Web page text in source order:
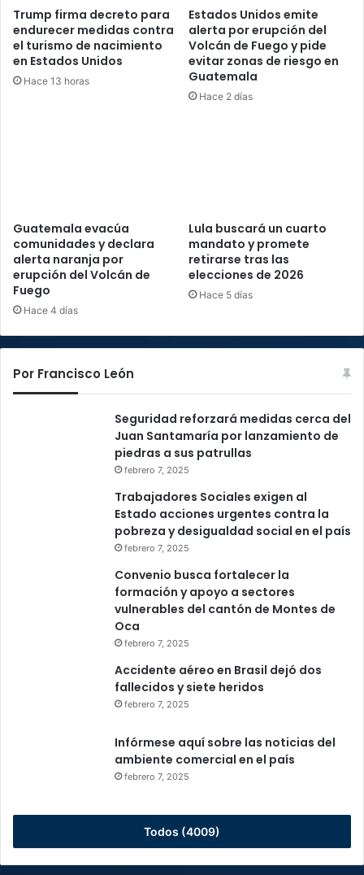
Trump firma decreto para
endurecer medidas contra
el turismo de nacimiento
en Estados Unidos
Hace 13 horas
Estados Unidos emite
alerta por erupción del
Volcán de Fuego y pide
evitar zonas de riesgo en
Guatemala
Hace 2 días
Guatemala evacúa
comunidades y declara
alerta naranja por
erupción del Volcán de
Fuego
Hace 4 días
Lula buscará un cuarto
mandato y promete
retirarse tras las
elecciones de 2026
Hace 5 días
Por Francisco León
Seguridad reforzará medidas cerca del
Juan Santamaría por lanzamiento de
piedras a sus patrullas
febrero 7, 2025
Trabajadores Sociales exigen al
Estado acciones urgentes contra la
pobreza y desigualdad social en el país
febrero 7, 2025
Convenio busca fortalecer la
formación y apoyo a sectores
vulnerables del cantón de Montes de
Oca
febrero 7, 2025
Accidente aéreo en Brasil dejó dos
fallecidos y siete heridos
febrero 7, 2025
Infórmese aquí sobre las noticias del
ambiente comercial en el país
febrero 7, 2025
Todos (4009)